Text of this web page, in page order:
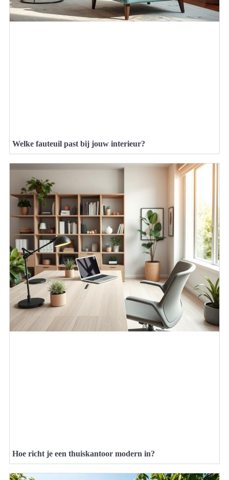
Welke fauteuil past bij jouw interieur?
Hoe richt je een thuiskantoor modern in?